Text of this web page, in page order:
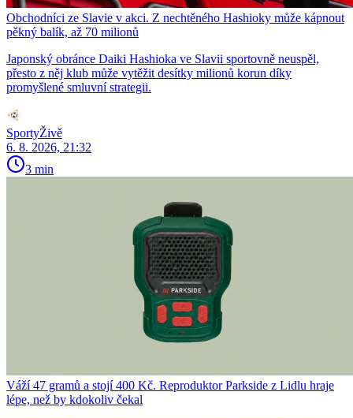
Obchodníci ze Slavie v akci. Z nechtěného Hashioky může kápnout
pěkný balík, až 70 milionů
Japonský obránce Daiki Hashioka ve Slavii sportovně neuspěl,
přesto z něj klub může vytěžit desítky milionů korun díky
promyšlené smluvní strategii.
SportyŽivě
6. 8. 2026, 21:32
3 min
Váží 47 gramů a stojí 400 Kč. Reproduktor Parkside z Lidlu hraje
lépe, než by kdokoliv čekal